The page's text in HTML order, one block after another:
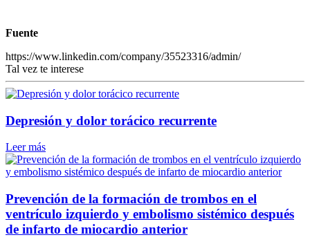
Fuente
https://www.linkedin.com/company/35523316/admin/
Tal vez te interese
Depresión y dolor torácico recurrente
Leer más
Prevención de la formación de trombos en el
ventrículo izquierdo y embolismo sistémico después
de infarto de miocardio anterior